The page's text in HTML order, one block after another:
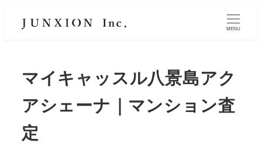
MENU
マイキャッスル八景島アク
アシェーナ｜マンション査
定